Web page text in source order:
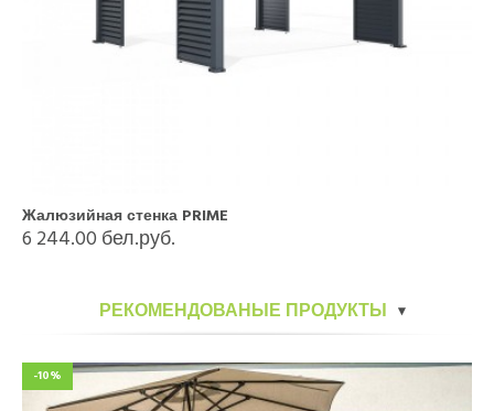
Жалюзийная стенка PRIME
6 244.00 бел.руб.
РЕКОМЕНДОВАНЫЕ ПРОДУКТЫ
-10%